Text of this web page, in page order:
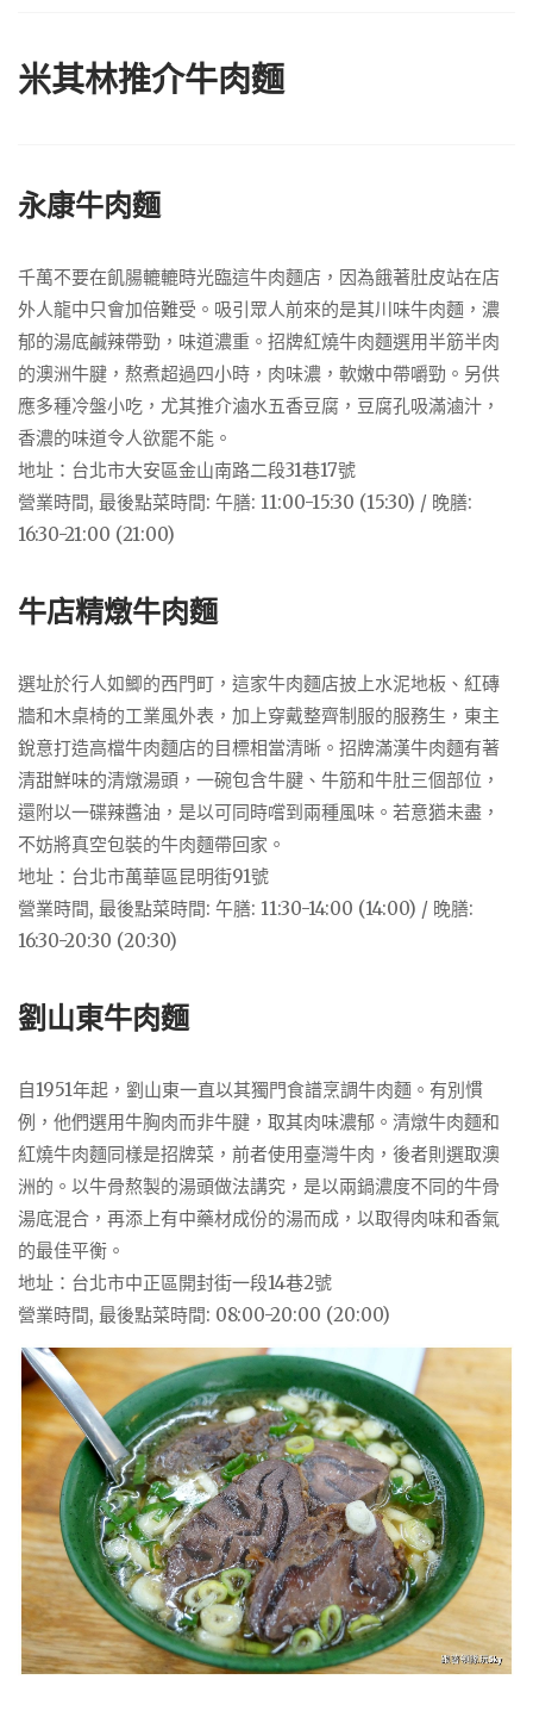
米其林推介牛肉麵
永康牛肉麵
千萬不要在飢腸轆轆時光臨這牛肉麵店，因為餓著肚皮站在店
外人龍中只會加倍難受。吸引眾人前來的是其川味牛肉麵，濃
郁的湯底鹹辣帶勁，味道濃重。招牌紅燒牛肉麵選用半筋半肉
的澳洲牛腱，熬煮超過四小時，肉味濃，軟嫩中帶嚼勁。另供
應多種冷盤小吃，尤其推介滷水五香豆腐，豆腐孔吸滿滷汁，
香濃的味道令人欲罷不能。
地址：台北市大安區金山南路二段31巷17號
營業時間, 最後點菜時間: 午膳: 11:00-15:30 (15:30) / 晚膳:
16:30-21:00 (21:00)
牛店精燉牛肉麵
選址於行人如鯽的西門町，這家牛肉麵店披上水泥地板、紅磚
牆和木桌椅的工業風外表，加上穿戴整齊制服的服務生，東主
銳意打造高檔牛肉麵店的目標相當清晰。招牌滿漢牛肉麵有著
清甜鮮味的清燉湯頭，一碗包含牛腱、牛筋和牛肚三個部位，
還附以一碟辣醬油，是以可同時嚐到兩種風味。若意猶未盡，
不妨將真空包裝的牛肉麵帶回家。
地址：台北市萬華區昆明街91號
營業時間, 最後點菜時間: 午膳: 11:30-14:00 (14:00) / 晚膳:
16:30-20:30 (20:30)
劉山東牛肉麵
自1951年起，劉山東一直以其獨門食譜烹調牛肉麵。有別慣
例，他們選用牛胸肉而非牛腱，取其肉味濃郁。清燉牛肉麵和
紅燒牛肉麵同樣是招牌菜，前者使用臺灣牛肉，後者則選取澳
洲的。以牛骨熬製的湯頭做法講究，是以兩鍋濃度不同的牛骨
湯底混合，再添上有中藥材成份的湯而成，以取得肉味和香氣
的最佳平衡。
地址：台北市中正區開封街一段14巷2號
營業時間, 最後點菜時間: 08:00-20:00 (20:00)